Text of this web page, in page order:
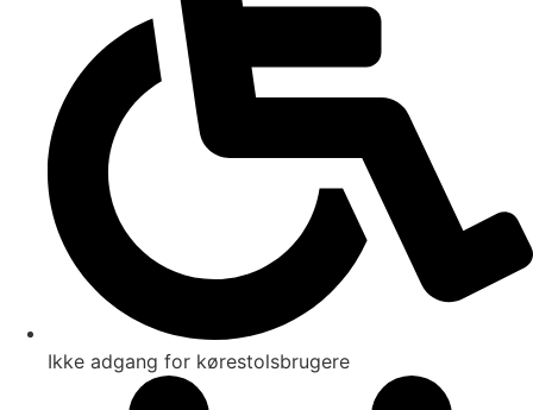
Ikke adgang for kørestolsbrugere